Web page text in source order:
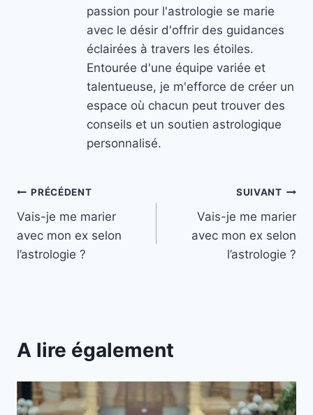
passion pour l'astrologie se marie
avec le désir d'offrir des guidances
éclairées à travers les étoiles.
Entourée d'une équipe variée et
talentueuse, je m'efforce de créer un
espace où chacun peut trouver des
conseils et un soutien astrologique
personnalisé.
Navigation
de
l’article
PRÉCÉDENT
Vais-je me marier
avec mon ex selon
l’astrologie ?
SUIVANT
Vais-je me marier
avec mon ex selon
l’astrologie ?
A lire également